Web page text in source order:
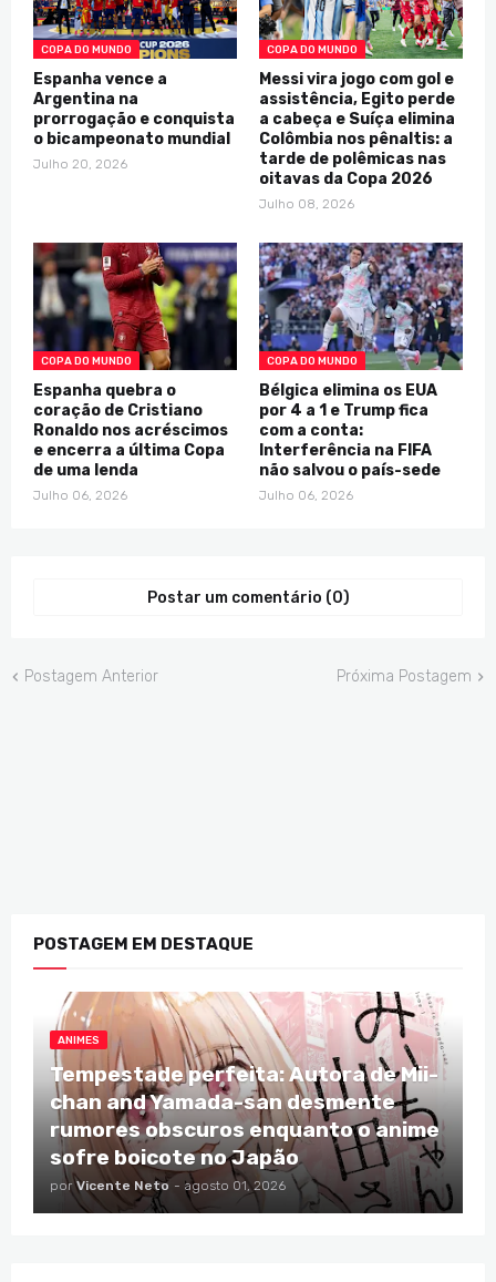
COPA DO MUNDO
Espanha vence a
Argentina na
prorrogação e conquista
o bicampeonato mundial
Julho 20, 2026
COPA DO MUNDO
Messi vira jogo com gol e
assistência, Egito perde
a cabeça e Suíça elimina
Colômbia nos pênaltis: a
tarde de polêmicas nas
oitavas da Copa 2026
Julho 08, 2026
COPA DO MUNDO
Espanha quebra o
coração de Cristiano
Ronaldo nos acréscimos
e encerra a última Copa
de uma lenda
Julho 06, 2026
COPA DO MUNDO
Bélgica elimina os EUA
por 4 a 1 e Trump fica
com a conta:
Interferência na FIFA
não salvou o país-sede
Julho 06, 2026
Postar um comentário (0)
Postagem Anterior Próxima Postagem
POSTAGEM EM DESTAQUE
ANIMES
Tempestade perfeita: Autora de Mii-
chan and Yamada-san desmente
rumores obscuros enquanto o anime
sofre boicote no Japão
por Vicente Neto - agosto 01, 2026